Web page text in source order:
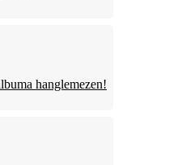
hanglemezen!